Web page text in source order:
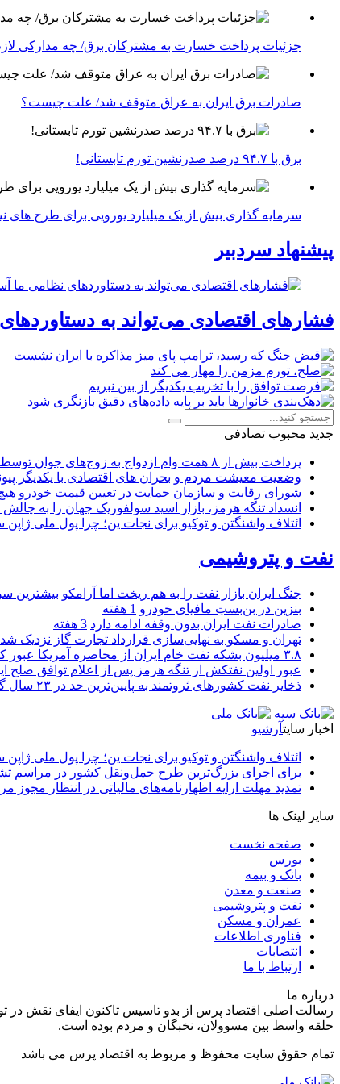
جزئیات پرداخت خسارت به مشترکان برق/ چه مدارکی
صادرات برق ایران به عراق متوقف شد/ علت چیست؟
برق با ۹۴.۷ درصد صدرنشین تورم تابستانی!
سرمایه گذاری بیش از یک میلیارد یورویی برای طرح های
پیشنهاد سردبیر
فشارهای اقتصادی می‌تواند به
جدید محبوب تصادفی
پرداخت بیش از ۸ همت وام ازدواج به زوج‌های جوان توسط بانک ملی ایران
وضعیت معیشت مردم و بحران های اقتصادی با یکدیگر
شورای رقابت و سازمان حمایت در تعیین قیمت خودرو
انسداد تنگه هرمز، بازار اسید سولفوریک جهان را به
ائتلاف واشنگتن و توکیو برای نجات ین؛ چرا پول ملی
نفت و پتروشیمی
جنگ ایران بازار نفت را به هم ریخت اما آرامکو بیشترین
بنزین در بن‌بستِ مافیای خودرو 1 هفته
صادرات نفت ایران بدون وقفه ادامه دارد 3 هفته
تهران و مسکو به نهایی‌سازی قرارداد تجارت گاز نزدیک
۳.۸ میلیون بشکه نفت خام ایران از محاصره آمریکا عبور کرد
عبور اولین نفتکش از تنگه هرمز پس از اعلام توافق صلح
ذخایر نفت کشورهای ثروتمند به پایین‌ترین حد در ۲۳ سال گذشته رسید
اخبار سایتآرشیو
ائتلاف واشنگتن و توکیو برای نجات ین؛ چرا پول ملی
برای اجرای بزرگ‌ترین طرح حمل‌ونقل کشور در مراسم
تمدید مهلت ارایه اظهارنامه‌های مالیاتی در انتظار مجوز
سایر لینک ها
صفحه نخست
بورس
بانک و بیمه
صنعت و معدن
نفت و پتروشیمی
عمران و مسکن
فناوری اطلاعات
انتصابات
ارتباط با ما
درباره ما
رسالت اصلی اقتصاد پرس از بدو تاسیس تاکنون ایفای نقش
حلقه واسط بین مسوولان، نخبگان و مردم بوده است.
تمام حقوق سایت محفوظ و مربوط به اقتصاد پرس می باشد